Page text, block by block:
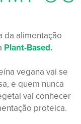
da alimentação
Plant-Based.
vegana vai se
e quem nunca
vai conhecer
proteica.